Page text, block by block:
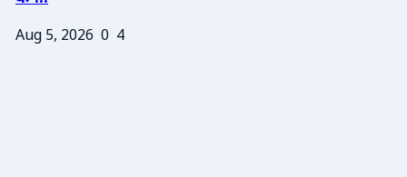
Aug 5, 2026 0 4